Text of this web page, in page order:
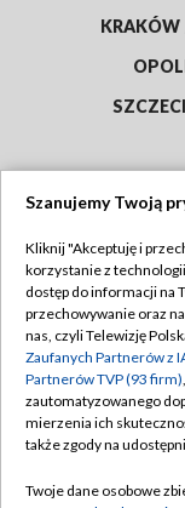
KRAKÓW
Abonament TVP
Emisja w TVP
Centrum
Naziemna
Szanujemy Twoją
Kliknij "Akceptuję i
korzystanie z
dostęp do informacji na
przechowywanie oraz
nas, czyli Telewizję
Zaufanych Partnerów z
Partnerów TVP (93 firm)
zautomatyzowanego
mierzenia ich
także zgody na
Twoje dane osobowe